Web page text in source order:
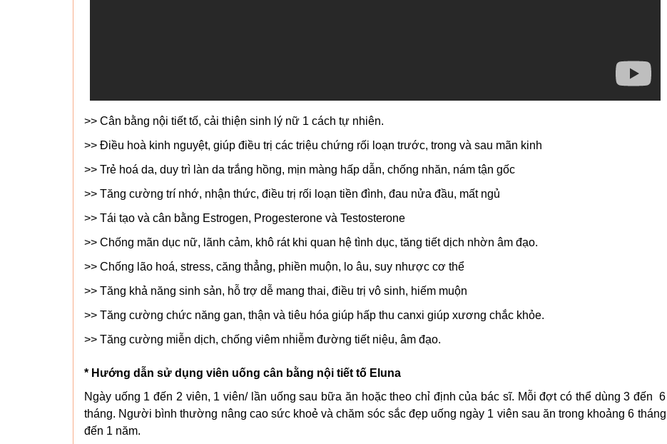
>> Cân bằng nội tiết tố, cải thiện sinh lý nữ 1 cách tự nhiên.
>> Điều hoà kinh nguyệt, giúp điều trị các triệu chứng rối loạn trước, trong và sau mãn kinh
>> Trẻ hoá da, duy trì làn da trắng hồng, mịn màng hấp dẫn, chống nhăn, nám tận gốc
>> Tăng cường trí nhớ, nhận thức, điều trị rối loạn tiền đình, đau nửa đầu, mất ngủ
>> Tái tạo và cân bằng Estrogen, Progesterone và Testosterone
>> Chống mãn dục nữ, lãnh cảm, khô rát khi quan hệ tình dục, tăng tiết dịch nhờn âm đạo.
>> Chống lão hoá, stress, căng thẳng, phiền muộn, lo âu, suy nhược cơ thể
>> Tăng khả năng sinh sản, hỗ trợ dễ mang thai, điều trị vô sinh, hiếm muộn
>> Tăng cường chức năng gan, thận và tiêu hóa giúp hấp thu canxi giúp xương chắc khỏe.
>> Tăng cường miễn dịch, chống viêm nhiễm đường tiết niệu, âm đạo.
* Hướng dẫn sử dụng viên uống cân bằng nội tiết tố Eluna
Ngày uống 1 đến 2 viên, 1 viên/ lần uống sau bữa ăn hoặc theo chỉ định của bác sĩ. Mỗi đợt có thể dùng 3 đến 6
tháng. Người bình thường nâng cao sức khoẻ và chăm sóc sắc đẹp uống ngày 1 viên sau ăn trong khoảng 6 tháng
đến 1 năm.